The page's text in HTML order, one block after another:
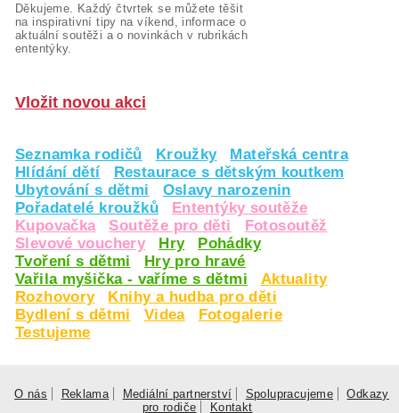
Děkujeme. Každý čtvrtek se můžete těšit
na inspirativní tipy na víkend, informace o
aktuální soutěži a o novinkách v rubrikách
ententýky.
Vložit novou akci
Seznamka rodičů Kroužky
Mateřská centra
Hlídání dětí
Restaurace s dětským koutkem
Ubytování s dětmi
Oslavy narozenin
Pořadatelé kroužků
Ententýky soutěže
Kupovačka
Soutěže pro děti
Fotosoutěž
Slevové vouchery
Hry
Pohádky
Tvoření s dětmi
Hry pro hravé
Vařila myšička - vaříme s dětmi
Aktuality
Rozhovory
Knihy a hudba pro děti
Bydlení s dětmi
Videa
Fotogalerie
Testujeme
O nás Reklama Mediální partnerství Spolupracujeme
Odkazy
pro rodiče
Kontakt